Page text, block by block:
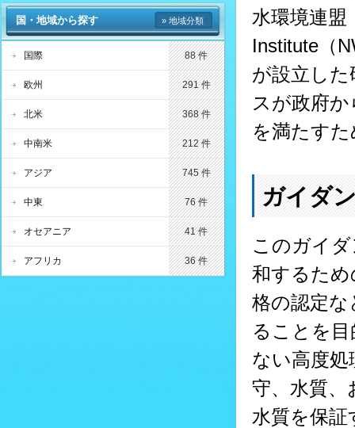
水環境連盟
Institute（
が設立し
スが政府
を満たす
ガイダ
このガイ
和するため
格の認定な
ることを
ない高度
守、水質
水質を保
国・地域から探す » 地域分類
国際 88 件
欧州 291 件
北米 368 件
中南米 212 件
アジア 745 件
中東 76 件
オセアニア 41 件
アフリカ 36 件